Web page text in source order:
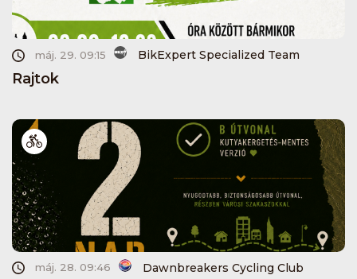
máj. 29. 09:15 BikExpert Specialized Team
Rajtok
máj. 28. 09:46 Dawnbreakers Cycling Club